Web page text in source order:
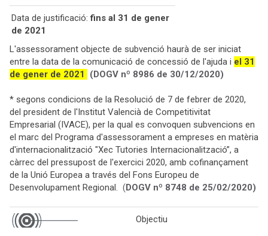
Data de justificació:fins al 31 de gener
de 2021
L'assessorament objecte de subvenció haurà de ser iniciat
entre la data de la comunicació de concessió de l'ajuda i el 31
de gener de 2021
(DOGV nº 8986 de 30/12/2020)
* segons condicions de la Resolució de 7 de febrer de 2020,
del president de l'Institut Valencià de Competitivitat
Empresarial (IVACE), per la qual es convoquen subvencions en
el marc del Programa d'assessorament a empreses en matèria
d'internacionalització "Xec Tutories Internacionalització”, a
càrrec del pressupost de l'exercici 2020, amb cofinançament
de la Unió Europea a través del Fons Europeu de
Desenvolupament Regional. (DOGV nº 8748 de 25/02/2020)
Objectiu